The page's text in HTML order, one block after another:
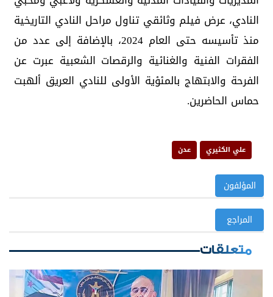
النادي، عرض فيلم وثائقي تناول مراحل النادي التاريخية
منذ تأسيسه حتى العام 2024، بالإضافة إلى عدد من
الفقرات الفنية والغنائية والرقصات الشعبية عبرت عن
الفرحة والابتهاج بالمئؤية الأولى للنادي العريق ألهبت
حماس الحاضرين.
علي الكثيري عدن
المؤلفون
المراجع
متعلقات